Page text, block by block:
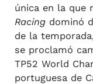
única en la que
Racingdominó
de la
se proclamó
TP52 World
portuguesa de